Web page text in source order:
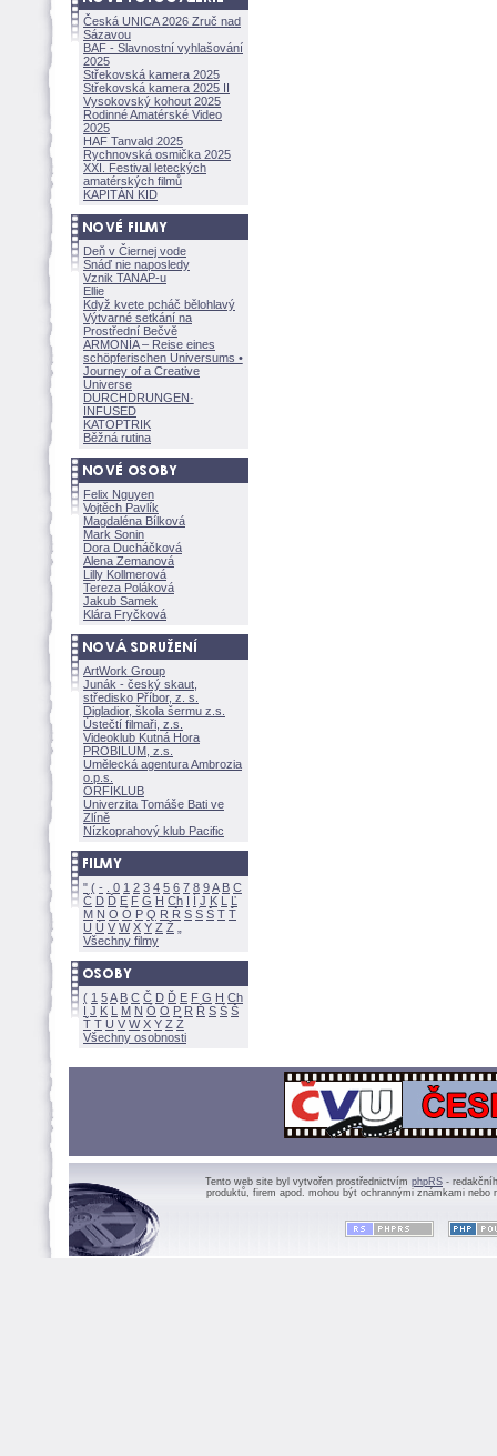
Česká UNICA 2026 Zruč nad
Sázavou
BAF - Slavnostní vyhlašování
2025
Střekovská kamera 2025
Střekovská kamera 2025 II
Vysokovský kohout 2025
Rodinné Amatérské Video
2025
HAF Tanvald 2025
Rychnovská osmička 2025
XXI. Festival leteckých
amatérských filmů
KAPITÁN KID
Deň v Čiernej vode
Snáď nie naposledy
Vznik TANAP-u
Ellie
Když kvete pcháč bělohlavý
Výtvarné setkání na
Prostřední Bečvě
ARMONÍA – Reise eines
schöpferischen Universums •
Journey of a Creative
Universe
DURCHDRUNGEN·
INFUSED
KATOPTRIK
Běžná rutina
Felix Nguyen
Vojtěch Pavlík
Magdaléna Bílkov
Mark Sonin
Dora Ducháčkov
Alena Zemanov
Lilly Kollmerov
Tereza Polákov
Jakub Samek
Klára Fryčkov
ArtWork Group
Junák - český skaut,
středisko Příbor, z. s.
Digladior, škola šermu z.s.
Ústečtí filmaři, z.s.
Videoklub Kutná Hora
PROBILUM, z.s.
Umělecká agentura Ambrozia
o.p.s.
ORFIKLUB
Univerzita Tomáše Bati ve
Zlíně
Nízkoprahový klub Pacific
" ( - 0 1 2 3 4 5 6 7 8 9A B C
Č D Ď E F G H Ch I Í J K L
Ľ
M N O Ó P Q R Ř S Ś T Ť
U Ú V W X Y Z
Všechny filmy
( 1 5A B C Č D Ď E F G H Ch
I J K L M N Ó O P R Ř S Ś
Ť T U V W X Y Z
Všechny osobnosti
Tento web site byl vytvořen prostřednictvím phpRS -
produktů, firem apod. mohou být ochrannými známkami